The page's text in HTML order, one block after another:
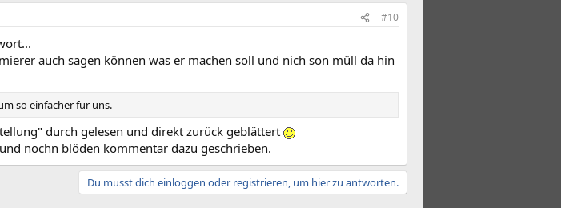
#10
auch sagen können was er machen soll und nich son müll da hin
so einfacher für uns.
durch gelesen und direkt zurück geblättert
nochn blöden kommentar dazu geschrieben.
Du musst dich einloggen oder registrieren, um hier zu antworten.